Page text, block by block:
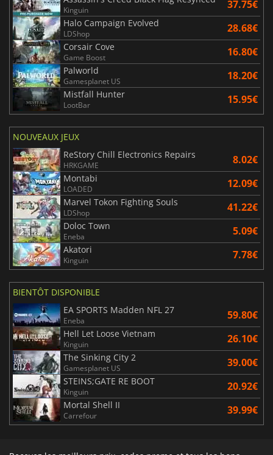
Kinguin 37.75€
Halo Campaign Evolved
LDShop 28.68€
Corsair Cove
Game Boost 16.80€
Palworld
Gamesplanet US 18.20€
Mistfall Hunter
LootBar 15.95€
NOUVEAUX JEUX
ReStory Chill Electronics Repairs
HRKGAME 8.02€
Montabi
LOADED 12.09€
Marvel Tokon Fighting Souls
LDShop 41.22€
Doloc Town
Eneba 5.09€
Akatori
Kinguin 7.78€
BIENTÔT DISPONIBLE
EA SPORTS Madden NFL 27
Eneba 59.80€
Hell Let Loose Vietnam
Kinguin 26.10€
The Sinking City 2
Gamesplanet US 39.00€
STEINS;GATE RE BOOT
Kinguin 20.92€
Mortal Shell II
Carrefour 39.99€